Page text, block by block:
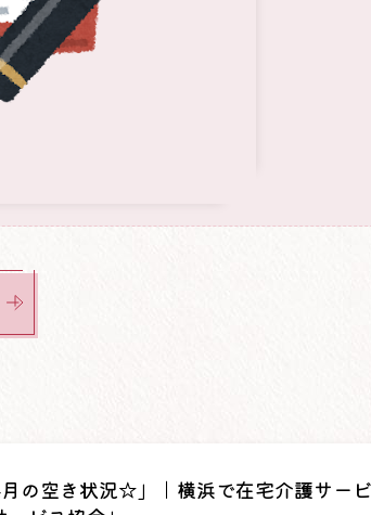
の空き状況☆」｜横浜で在宅介護サー